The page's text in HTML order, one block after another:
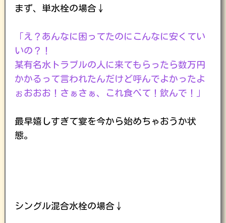
まず、単水栓の場合↓
「え？あんなに困ってたのにこんなに安くてい
いの？！
某有名水トラブルの人に来てもらったら数万円
かかるって言われたんだけど呼んでよかったよ
ぉおおお！さぁさぁ、これ食べて！飲んで！」
最早嬉しすぎて宴を今から始めちゃおうか状
態。
シングル混合水栓の場合↓